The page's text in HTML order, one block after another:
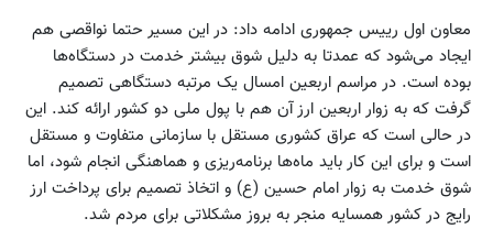
معاون اول رییس جمهوری ادامه داد: در این مسیر حتما نواقصی هم
ایجاد می‌شود که عمدتا به دلیل شوق بیشتر خدمت در دستگاه‌ها
بوده است. در مراسم اربعین امسال یک مرتبه دستگاهی تصمیم
گرفت که به زوار اربعین ارز آن هم با پول ملی دو کشور ارائه کند. این
در حالی است که عراق کشوری مستقل با سازمانی متفاوت و مستقل
است و برای این کار باید ماه‌ها برنامه‌ریزی و هماهنگی انجام شود، اما
شوق خدمت به زوار امام حسین (ع) و اتخاذ تصمیم برای پرداخت ارز
رایج در کشور همسایه منجر به بروز مشکلاتی برای مردم شد.